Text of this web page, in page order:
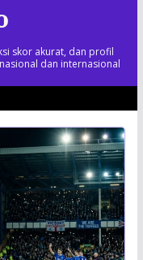
skor akurat, dan profil
dan internasional